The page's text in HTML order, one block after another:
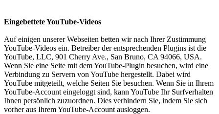
Eingebettete YouTube-Videos
Auf einigen unserer Webseiten betten wir nach Ihrer Zustimmung
YouTube-Videos ein. Betreiber der entsprechenden Plugins ist die
YouTube, LLC, 901 Cherry Ave., San Bruno, CA 94066, USA.
Wenn Sie eine Seite mit dem YouTube-Plugin besuchen, wird eine
Verbindung zu Servern von YouTube hergestellt. Dabei wird
YouTube mitgeteilt, welche Seiten Sie besuchen. Wenn Sie in Ihrem
YouTube-Account eingeloggt sind, kann YouTube Ihr Surfverhalten
Ihnen persönlich zuzuordnen. Dies verhindern Sie, indem Sie sich
vorher aus Ihrem YouTube-Account ausloggen.